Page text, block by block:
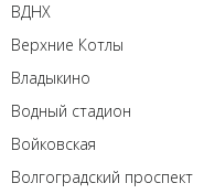
ВДНХ
Верхние Котлы
Владыкино
Водный стадион
Войковская
Волгоградский проспект